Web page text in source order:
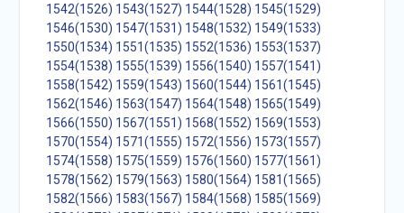
1542(1526) 1543(1527) 1544(1528) 1545(1529)
1546(1530) 1547(1531) 1548(1532) 1549(1533)
1550(1534) 1551(1535) 1552(1536) 1553(1537)
1554(1538) 1555(1539) 1556(1540) 1557(1541)
1558(1542) 1559(1543) 1560(1544) 1561(1545)
1562(1546) 1563(1547) 1564(1548) 1565(1549)
1566(1550) 1567(1551) 1568(1552) 1569(1553)
1570(1554) 1571(1555) 1572(1556) 1573(1557)
1574(1558) 1575(1559) 1576(1560) 1577(1561)
1578(1562) 1579(1563) 1580(1564) 1581(1565)
1582(1566) 1583(1567) 1584(1568) 1585(1569)